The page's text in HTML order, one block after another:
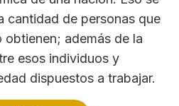
cantidad de personas que
además de la
esos individuos y
dispuestos a trabajar.